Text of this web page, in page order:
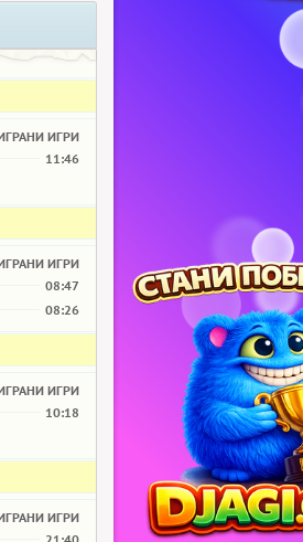
ИГРИ
11:46
ИГРИ
08:47
08:26
ИГРИ
10:18
ИГРИ